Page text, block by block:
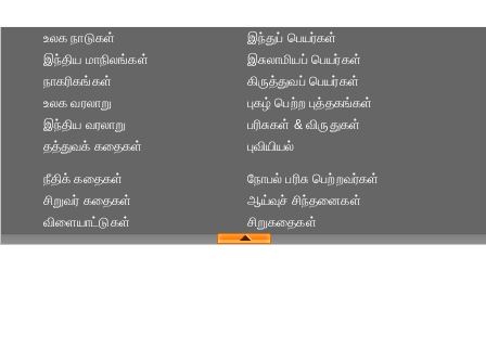
உலக நாடுகள்
இந்திய மாநிலங்கள்
நாகரிகங்கள்
இந்துப் பெயர்கள்
இசுலாமியப் பெயர்கள்
கிருத்துவப் பெயர்கள்
உலக வரலாறு
இந்திய வரலாறு
தத்துவக் கதைகள்
புகழ் பெற்ற புத்தகங்கள்
பரிசுகள் & விருதுகள்
புவியியல்
நீதிக் கதைகள்
சிறுவர் கதைகள்
விளையாட்டுகள்
நோபல் பரிசு‎ பெற்றவர்‎கள்
ஆய்வுச் சிந்தனைகள்
சிறுகதைகள்